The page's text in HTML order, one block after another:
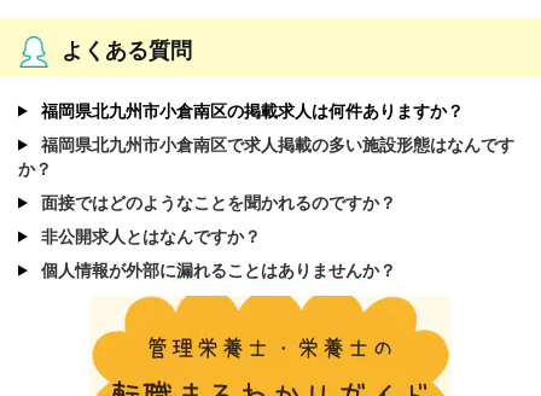
よくある質問
福岡県北九州市小倉南区の掲載求人は何件ありますか？
福岡県北九州市小倉南区で求人掲載の多い施設形態はなんです
か？
面接ではどのようなことを聞かれるのですか？
非公開求人とはなんですか？
個人情報が外部に漏れることはありませんか？